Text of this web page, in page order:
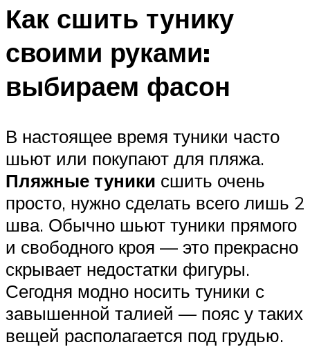
Как сшить тунику
своими руками:
выбираем фасон
В настоящее время туники часто
шьют или покупают для пляжа.
Пляжные туники сшить очень
просто, нужно сделать всего лишь 2
шва. Обычно шьют туники прямого
и свободного кроя — это прекрасно
скрывает недостатки фигуры.
Сегодня модно носить туники с
завышенной талией — пояс у таких
вещей располагается под грудью.